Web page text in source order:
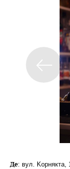
Де: вул. Koрнякта,